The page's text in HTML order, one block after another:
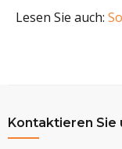
Lesen Sie auch:
Kontaktieren Sie